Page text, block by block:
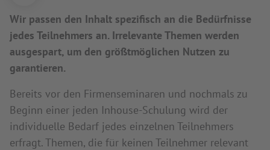
Wir passen den Inhalt spezifisch an die Bedürfnisse
jedes Teilnehmers an. Irrelevante Themen werden
ausgespart, um den größtmöglichen Nutzen zu
garantieren.
Bereits vor den Firmenseminaren und nochmals zu
Beginn einer jeden Inhouse-Schulung wird der
individuelle Bedarf jedes einzelnen Teilnehmers
erfragt. Themen, die für keinen Teilnehmer relevant